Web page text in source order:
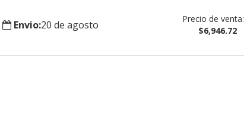
Envio:20 de agosto
Precio de venta:
$6,946.72